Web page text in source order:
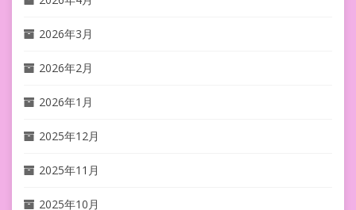
2026年3月
2026年2月
2026年1月
2025年12月
2025年11月
2025年10月